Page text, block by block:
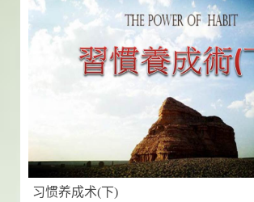
习惯养成术(下)